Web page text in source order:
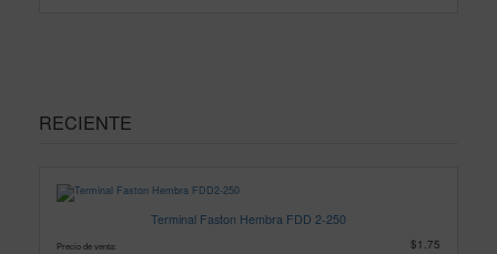
RECIENTE
Terminal Faston Hembra FDD 2-250
Precio de venta: $1.75